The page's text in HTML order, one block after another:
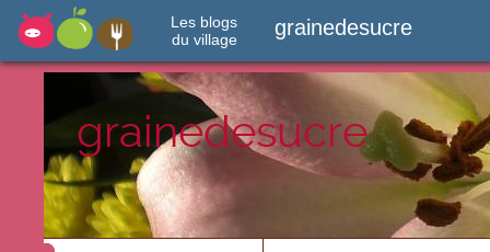
Les blogs
du village
grainedesucre
grainedesucre